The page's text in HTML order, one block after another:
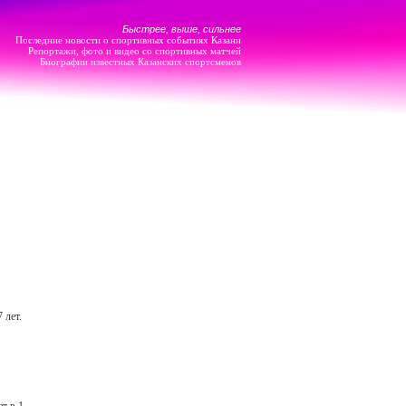
Быстрее, выше, сильнее
Последние новости о спортивных событиях Казани
Репортажи, фото и видео со спортивных матчей
Биографии известных Казанских спортсменов
лет.